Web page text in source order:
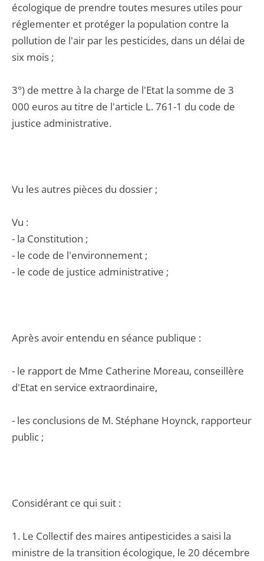
écologique de prendre toutes mesures utiles pour
réglementer et protéger la population contre la
pollution de l'air par les pesticides, dans un délai de
six mois ;
3°) de mettre à la charge de l'Etat la somme de 3
000 euros au titre de l'article L. 761-1 du code de
justice administrative.
Vu les autres pièces du dossier ;
Vu :
- la Constitution ;
- le code de l'environnement ;
- le code de justice administrative ;
Après avoir entendu en séance publique :
- le rapport de Mme Catherine Moreau, conseillère
d'Etat en service extraordinaire,
- les conclusions de M. Stéphane Hoynck, rapporteur
public ;
Considérant ce qui suit :
1. Le Collectif des maires antipesticides a saisi la
ministre de la transition écologique, le 20 décembre